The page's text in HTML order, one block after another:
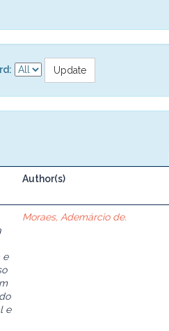
Author(s)
e
e
Moraes, Ademárcio de.